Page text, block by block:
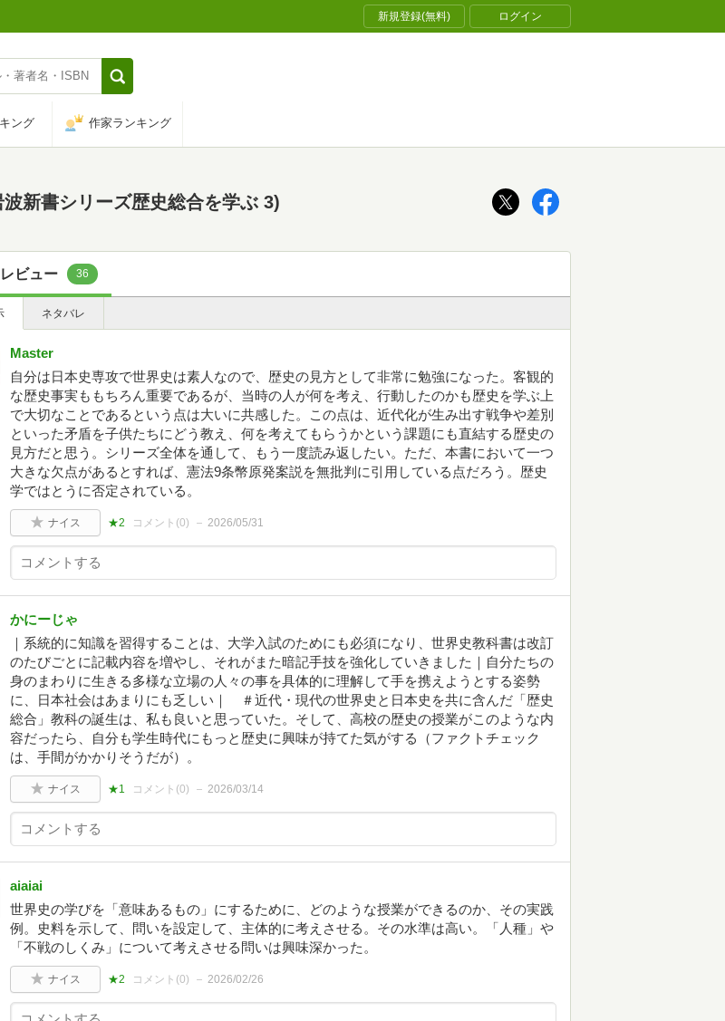
新規登録(無料) ログイン
ング 作家ランキング
新書シリーズ歴史総合を学ぶ 3)
ビュー 36
ネタバレ
Master
自分は日本史専攻で世界史は素人なので、歴史の見方として非常に勉強になった。客観的
な歴史事実ももちろん重要であるが、当時の人が何を考え、行動したのかも歴史を学ぶ上
で大切なことであるという点は大いに共感した。この点は、近代化が生み出す戦争や差別
といった矛盾を子供たちにどう教え、何を考えてもらうかという課題にも直結する歴史の
見方だと思う。シリーズ全体を通して、もう一度読み返したい。ただ、本書において一つ
大きな欠点があるとすれば、憲法9条幣原発案説を無批判に引用している点だろう。歴史
学ではとうに否定されている。
ナイス ★2 コメント(0) 2026/05/31
かにーじゃ
｜系統的に知識を習得することは、大学入試のためにも必須になり、世界史教科書は改訂
のたびごとに記載内容を増やし、それがまた暗記手技を強化していきました｜自分たちの
身のまわりに生きる多様な立場の人々の事を具体的に理解して手を携えようとする姿勢
に、日本社会はあまりにも乏しい｜ ＃近代・現代の世界史と日本史を共に含んだ「歴史
総合」教科の誕生は、私も良いと思っていた。そして、高校の歴史の授業がこのような内
容だったら、自分も学生時代にもっと歴史に興味が持てた気がする（ファクトチェック
は、手間がかかりそうだが）。
ナイス ★1 コメント(0) 2026/03/14
aiaiai
世界史の学びを「意味あるもの」にするために、どのような授業ができるのか、その実践
例。史料を示して、問いを設定して、主体的に考えさせる。その水準は高い。「人種」や
「不戦のしくみ」について考えさせる問いは興味深かった。
ナイス ★2 コメント(0) 2026/02/26